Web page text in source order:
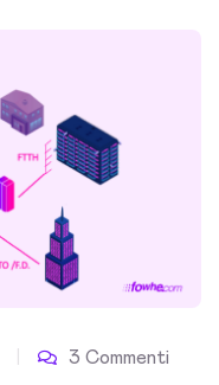
3 Commenti